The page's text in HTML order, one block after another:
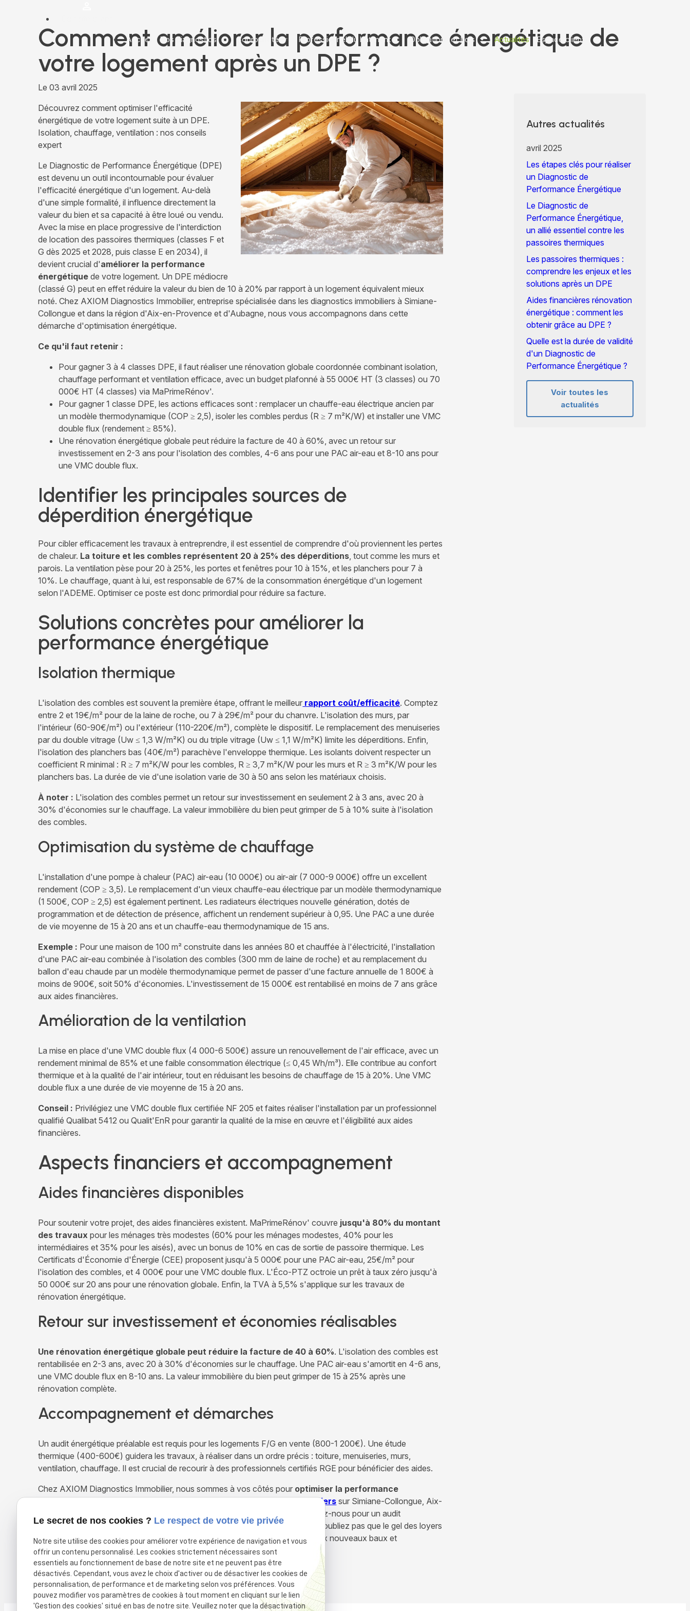
Accueil Nos diagnostics Copropriété Professionnel du bâtiment Obligations et Lois Actualités Espace client
Comment améliorer la performance énergétique de
votre logement après un DPE ?
Le03 avril 2025
Découvrez comment optimiser l'efficacité
énergétique de votre logement suite à un DPE.
Isolation, chauffage, ventilation : nos conseils
expert
Le Diagnostic de Performance Énergétique (DPE)
est devenu un outil incontournable pour évaluer
l'efficacité énergétique d'un logement. Au-delà
d'une simple formalité, il influence directement la
valeur du bien et sa capacité à être loué ou vendu.
Avec la mise en place progressive de l'interdiction
de location des passoires thermiques (classes F et
G dès 2025 et 2028, puis classe E en 2034), il
devient crucial d'améliorer la performance
énergétique de votre logement. Un DPE médiocre
(classé G) peut en effet réduire la valeur du bien de 10 à 20% par rapport à un logement équivalent mieux
noté. Chez AXIOM Diagnostics Immobilier, entreprise spécialisée dans les diagnostics immobiliers à Simiane-
Collongue et dans la région d'Aix-en-Provence et d'Aubagne, nous vous accompagnons dans cette
démarche d'optimisation énergétique.
Ce qu'il faut retenir :
Pour gagner 3 à 4 classes DPE, il faut réaliser une rénovation globale coordonnée combinant isolation,
chauffage performant et ventilation efficace, avec un budget plafonné à 55 000€ HT (3 classes) ou 70
000€ HT (4 classes) via MaPrimeRénov'.
Pour gagner 1 classe DPE, les actions efficaces sont : remplacer un chauffe-eau électrique ancien par
un modèle thermodynamique (COP ≥ 2,5), isoler les combles perdus (R ≥ 7 m²K/W) et installer une VMC
double flux (rendement ≥ 85%).
Une rénovation énergétique globale peut réduire la facture de 40 à 60%, avec un retour sur
investissement en 2-3 ans pour l'isolation des combles, 4-6 ans pour une PAC air-eau et 8-10 ans pour
une VMC double flux.
Identifier les principales sources de
déperdition énergétique
Pour cibler efficacement les travaux à entreprendre, il est essentiel de comprendre d'où proviennent les pertes
de chaleur. La toiture et les combles représentent 20 à 25% des déperditions, tout comme les murs et
parois. La ventilation pèse pour 20 à 25%, les portes et fenêtres pour 10 à 15%, et les planchers pour 7 à
10%. Le chauffage, quant à lui, est responsable de 67% de la consommation énergétique d'un logement
selon l'ADEME. Optimiser ce poste est donc primordial pour réduire sa facture.
Solutions concrètes pour améliorer la
performance énergétique
Isolation thermique
L'isolation des combles est souvent la première étape, offrant le meilleur rapport coût/efficacité. Comptez
entre 2 et 19€/m² pour de la laine de roche, ou 7 à 29€/m² pour du chanvre. L'isolation des murs, par
l'intérieur (60-90€/m²) ou l'extérieur (110-220€/m²), complète le dispositif. Le remplacement des menuiseries
par du double vitrage (Uw ≤ 1,3 W/m²K) ou du triple vitrage (Uw ≤ 1,1 W/m²K) limite les déperditions. Enfin,
l'isolation des planchers bas (40€/m²) parachève l'enveloppe thermique. Les isolants doivent respecter un
coefficient R minimal : R ≥ 7 m²K/W pour les combles, R ≥ 3,7 m²K/W pour les murs et R ≥ 3 m²K/W pour les
planchers bas. La durée de vie d'une isolation varie de 30 à 50 ans selon les matériaux choisis.
À noter : L'isolation des combles permet un retour sur investissement en seulement 2 à 3 ans, avec 20 à
30% d'économies sur le chauffage. La valeur immobilière du bien peut grimper de 5 à 10% suite à l'isolation
des combles.
Optimisation du système de chauffage
L'installation d'une pompe à chaleur (PAC) air-eau (10 000€) ou air-air (7 000-9 000€) offre un excellent
rendement (COP ≥ 3,5). Le remplacement d'un vieux chauffe-eau électrique par un modèle thermodynamique
(1 500€, COP ≥ 2,5) est également pertinent. Les radiateurs électriques nouvelle génération, dotés de
programmation et de détection de présence, affichent un rendement supérieur à 0,95. Une PAC a une durée
de vie moyenne de 15 à 20 ans et un chauffe-eau thermodynamique de 15 ans.
Exemple : Pour une maison de 100 m² construite dans les années 80 et chauffée à l'électricité, l'installation
d'une PAC air-eau combinée à l'isolation des combles (300 mm de laine de roche) et au remplacement du
ballon d'eau chaude par un modèle thermodynamique permet de passer d'une facture annuelle de 1 800€ à
moins de 900€, soit 50% d'économies. L'investissement de 15 000€ est rentabilisé en moins de 7 ans grâce
aux aides financières.
Amélioration de la ventilation
La mise en place d'une VMC double flux (4 000-6 500€) assure un renouvellement de l'air efficace, avec un
rendement minimal de 85% et une faible consommation électrique (≤ 0,45 Wh/m³). Elle contribue au confort
thermique et à la qualité de l'air intérieur, tout en réduisant les besoins de chauffage de 15 à 20%. Une VMC
double flux a une durée de vie moyenne de 15 à 20 ans.
Conseil : Privilégiez une VMC double flux certifiée NF 205 et faites réaliser l'installation par un professionnel
qualifié Qualibat 5412 ou Qualit'EnR pour garantir la qualité de la mise en œuvre et l'éligibilité aux aides
financières.
Aspects financiers et accompagnement
Aides financières disponibles
Pour soutenir votre projet, des aides financières existent. MaPrimeRénov' couvre jusqu'à 80% du montant
des travaux pour les ménages très modestes (60% pour les ménages modestes, 40% pour les
intermédiaires et 35% pour les aisés), avec un bonus de 10% en cas de sortie de passoire thermique. Les
Certificats d'Économie d'Énergie (CEE) proposent jusqu'à 5 000€ pour une PAC air-eau, 25€/m² pour
l'isolation des combles, et 4 000€ pour une VMC double flux. L'Éco-PTZ octroie un prêt à taux zéro jusqu'à
50 000€ sur 20 ans pour une rénovation globale. Enfin, la TVA à 5,5% s'applique sur les travaux de
rénovation énergétique.
Retour sur investissement et économies réalisables
Une rénovation énergétique globale peut réduire la facture de 40 à 60%. L'isolation des combles est
rentabilisée en 2-3 ans, avec 20 à 30% d'économies sur le chauffage. Une PAC air-eau s'amortit en 4-6 ans,
une VMC double flux en 8-10 ans. La valeur immobilière du bien peut grimper de 15 à 25% après une
rénovation complète.
Accompagnement et démarches
Un audit énergétique préalable est requis pour les logements F/G en vente (800-1 200€). Une étude
thermique (400-600€) guidera les travaux, à réaliser dans un ordre précis : toiture, menuiseries, murs,
ventilation, chauffage. Il est crucial de recourir à des professionnels certifiés RGE pour bénéficier des aides.
Chez AXIOM Diagnostics Immobilier, nous sommes à vos côtés pour optimiser la performance
énergétique de votre logement. Notre expertise endiagnostics immobiliers sur Simiane-Collongue, Aix-
en-Provence et Aubagne nous permet de vous conseiller au mieux. Contactez-nous pour un audit
personnalisé et améliorez durablement le confort et la valeur de votre bien. N'oubliez pas que le gel des loyers
est effectif depuis août 2022 pour les logements classés F et G, applicable aux nouveaux baux et
renouvellements.
X (formerly Twitter) est désactivé. Autoriser Facebook est désactivé. Autoriser
Autres actualités
avril 2025
Les étapes clés pour réaliser
un Diagnostic de
Performance Énergétique
Le Diagnostic de
Performance Énergétique,
un allié essentiel contre les
passoires thermiques
Les passoires thermiques :
comprendre les enjeux et les
solutions après un DPE
Aides financières rénovation
énergétique : comment les
obtenir grâce au DPE ?
Quelle est la durée de validité
d'un Diagnostic de
Performance Énergétique ?
Voir toutes les
actualités
Le secret de nos cookies ? Le respect de votre vie privée
Notre site utilise des cookies pour améliorer votre expérience de navigation et vous
offrir un contenu personnalisé. Les cookies strictement nécessaires sont
essentiels au fonctionnement de base de notre site et ne peuvent pas être
désactivés. Cependant, vous avez le choix d'activer ou de désactiver les cookies de
personnalisation, de performance et de marketing selon vos préférences. Vous
pouvez modifier vos paramètres de cookies à tout moment en cliquant sur le lien
'Gestion des cookies' situé en bas de notre site. Veuillez noter que la désactivation